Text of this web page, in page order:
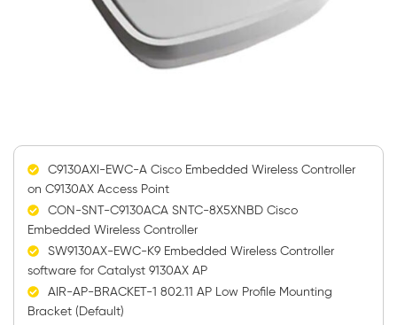
C9130AXI-EWC-A Cisco Embedded Wireless Controller
on C9130AX Access Point
CON-SNT-C9130ACA SNTC-8X5XNBD Cisco
Embedded Wireless Controller
SW9130AX-EWC-K9 Embedded Wireless Controller
software for Catalyst 9130AX AP
AIR-AP-BRACKET-1 802.11 AP Low Profile Mounting
Bracket (Default)